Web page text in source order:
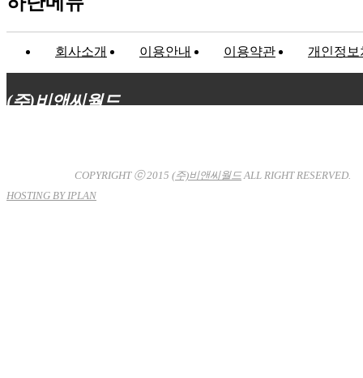
회사소개 이용안내 이용약관 개인정보
(주)비앤씨월드
COPYRIGHT ⓒ 2015 (주)비앤씨월드ALL RIGHT RESERVED.
HOSTING BY IPLAN